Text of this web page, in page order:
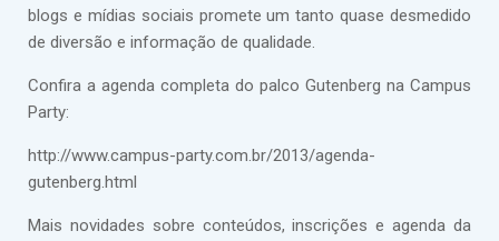
blogs e mídias sociais promete um tanto quase desmedido
de diversão e informação de qualidade.
Confira a agenda completa do palco Gutenberg na Campus
Party:
http://www.campus-party.com.br/2013/agenda-
gutenberg.html
Mais novidades sobre conteúdos, inscrições e agenda da